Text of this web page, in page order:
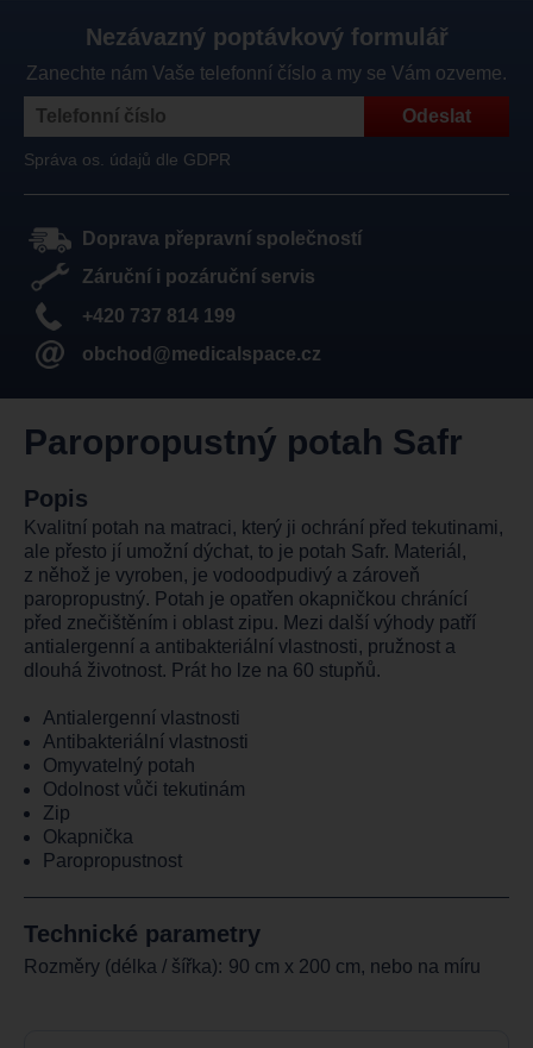
Nezávazný poptávkový formulář
Zanechte nám Vaše telefonní číslo a my se Vám ozveme.
Správa os. údajů dle GDPR
Doprava přepravní společností
Záruční i pozáruční servis
+420 737 814 199
obchod@medicalspace.cz
Paropropustný potah Safr
Popis
Kvalitní potah na matraci, který ji ochrání před tekutinami,
ale přesto jí umožní dýchat, to je potah Safr. Materiál,
z něhož je vyroben, je vodoodpudivý a zároveň
paropropustný. Potah je opatřen okapničkou chránící
před znečištěním i oblast zipu. Mezi další výhody patří
antialergenní a antibakteriální vlastnosti, pružnost a
dlouhá životnost. Prát ho lze na 60 stupňů.
Antialergenní vlastnosti
Antibakteriální vlastnosti
Omyvatelný potah
Odolnost vůči tekutinám
Zip
Okapnička
Paropropustnost
Technické parametry
Rozměry (délka / šířka): 90 cm x 200 cm, nebo na míru